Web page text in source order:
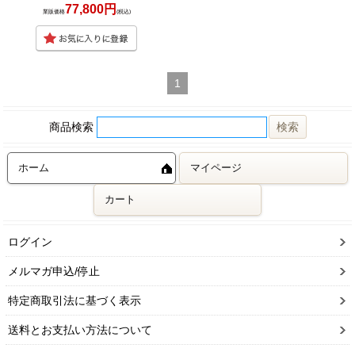
業販価格77,800円 (税込)
1
商品検索
ホーム マイページ
カート
ログイン
メルマガ申込/停止
特定商取引法に基づく表示
送料とお支払い方法について